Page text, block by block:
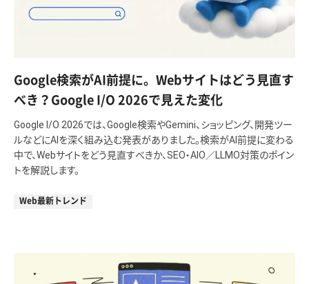
Google検索がAI前提に。Webサイトはどう見直す
べき？Google I/O 2026で見えた変化
Google I/O 2026では、Google検索やGemini、ショッピング、開発ツー
ルなどにAIを深く組み込む発表がありました。検索がAI前提に変わる
中で、Webサイトをどう見直すべきか、SEO・AIO／LLMO対策のポイン
トを解説します。
Web最新トレンド